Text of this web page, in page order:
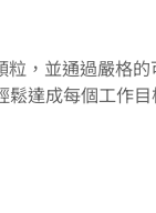
粒，並通過嚴格
鬆達成每個工作目